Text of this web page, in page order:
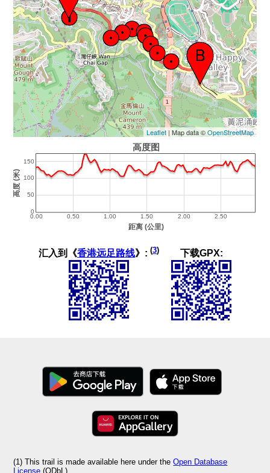
Leaflet| Map data ©OpenStreetMap
汇入到《香港远足路线》: (3) 下载GPX:
(1) This trail is made available here under theOpen Database
License (ODbL).